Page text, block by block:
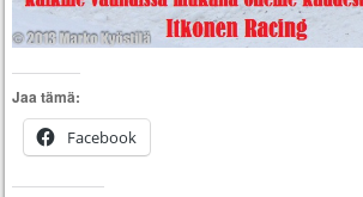
Jaa tämä:
Facebook